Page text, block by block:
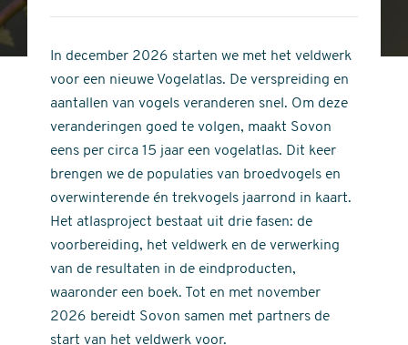
stars
of
stars
In december 2026 starten we met het veldwerk
voor een nieuwe Vogelatlas. De verspreiding en
aantallen van vogels veranderen snel. Om deze
veranderingen goed te volgen, maakt Sovon
eens per circa 15 jaar een vogelatlas. Dit keer
brengen we de populaties van broedvogels en
overwinterende én trekvogels jaarrond in kaart.
Het atlasproject bestaat uit drie fasen: de
voorbereiding, het veldwerk en de verwerking
van de resultaten in de eindproducten,
waaronder een boek. Tot en met november
2026 bereidt Sovon samen met partners de
start van het veldwerk voor.